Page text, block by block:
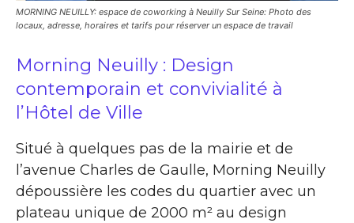
MORNING NEUILLY: espace de coworking à Neuilly Sur Seine: Photo des
locaux, adresse, horaires et tarifs pour réserver un espace de travail
Morning Neuilly : Design
contemporain et convivialité à
l’Hôtel de Ville
Situé à quelques pas de la mairie et de
l’avenue Charles de Gaulle, Morning Neuilly
dépoussière les codes du quartier avec un
plateau unique de 2000 m² au design